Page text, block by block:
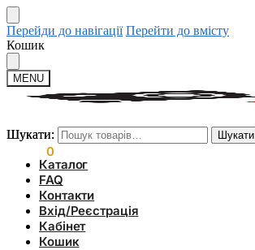
Перейди до навігації Перейти до вмісту
Кошик
MENU
Шукати: Шукати
0
Шукати: Шукати
Каталог
FAQ
Контакти
Вхід/Реєстрація
Кабінет
Кошик